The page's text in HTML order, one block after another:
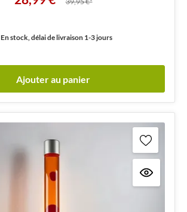
En stock, délai de livraison 1-3 jours
Ajouter au panier